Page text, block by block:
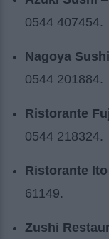
0544 407454.
Nagoya Sushi
0544 201884.
Ristorante
0544 218324.
Ristorante Ito
61149.
Zushi